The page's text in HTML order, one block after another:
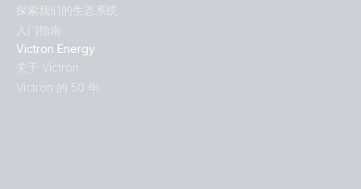
探索我们的生态系统
入门指南
Victron Energy
关于 Victron
Victron 的 50 年